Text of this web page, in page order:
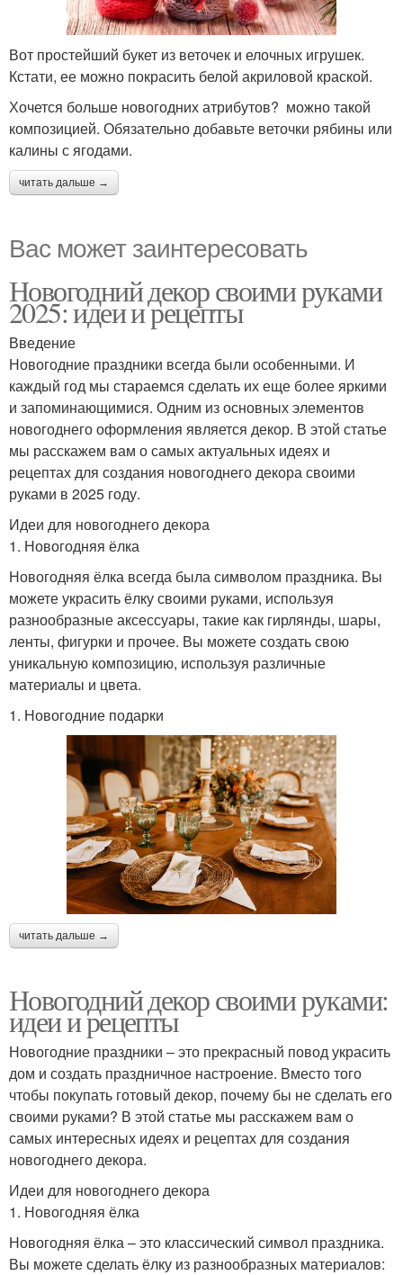
Вот простейший букет из веточек и елочных игрушек.
Кстати, ее можно покрасить белой акриловой краской.
Хочется больше новогодних атрибутов? можно такой
композицией. Обязательно добавьте веточки рябины или
калины с ягодами.
читать дальше →
Вас может заинтересовать
Новогодний декор своими руками
2025: идеи и рецепты
Введение
Новогодние праздники всегда были особенными. И
каждый год мы стараемся сделать их еще более яркими
и запоминающимися. Одним из основных элементов
новогоднего оформления является декор. В этой статье
мы расскажем вам о самых актуальных идеях и
рецептах для создания новогоднего декора своими
руками в 2025 году.
Идеи для новогоднего декора
1. Новогодняя ёлка
Новогодняя ёлка всегда была символом праздника. Вы
можете украсить ёлку своими руками, используя
разнообразные аксессуары, такие как гирлянды, шары,
ленты, фигурки и прочее. Вы можете создать свою
уникальную композицию, используя различные
материалы и цвета.
1. Новогодние подарки
читать дальше →
Новогодний декор своими руками:
идеи и рецепты
Новогодние праздники – это прекрасный повод украсить
дом и создать праздничное настроение. Вместо того
чтобы покупать готовый декор, почему бы не сделать его
своими руками? В этой статье мы расскажем вам о
самых интересных идеях и рецептах для создания
новогоднего декора.
Идеи для новогоднего декора
1. Новогодняя ёлка
Новогодняя ёлка – это классический символ праздника.
Вы можете сделать ёлку из разнообразных материалов: